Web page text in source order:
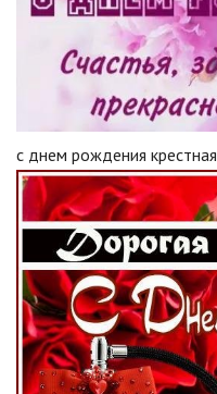
с днем рождения крестная